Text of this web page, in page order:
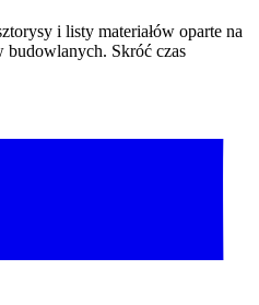
i listy materiałów oparte na
Skróć czas